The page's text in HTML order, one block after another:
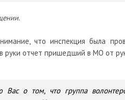
что инспекция была
руки отчет пришедший в МО от
о том, что группа